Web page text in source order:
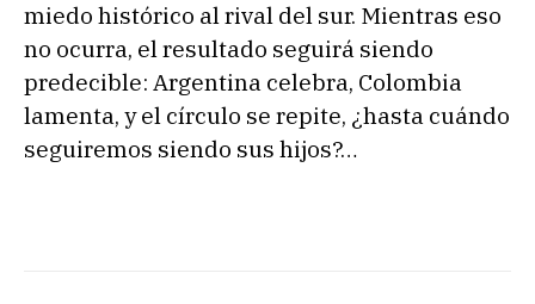
miedo histórico al rival del sur. Mientras eso
no ocurra, el resultado seguirá siendo
predecible: Argentina celebra, Colombia
lamenta, y el círculo se repite, ¿hasta cuándo
seguiremos siendo sus hijos?…